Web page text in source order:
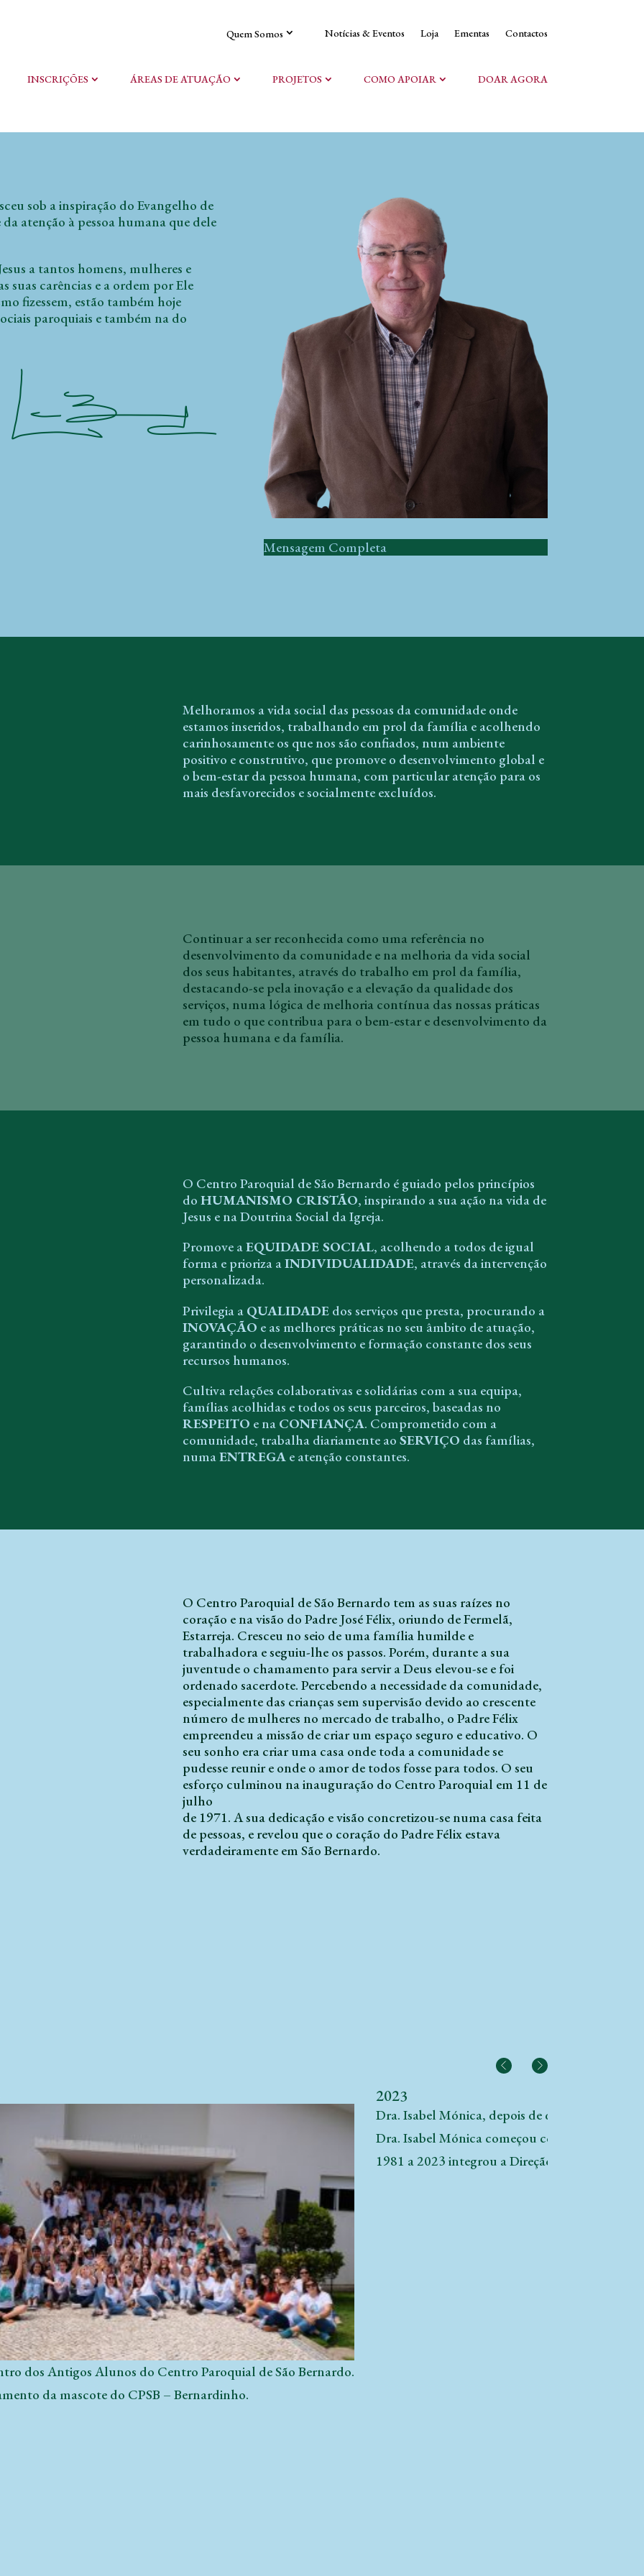
Quem Somos Notícias & Eventos Loja Ementas Contactos
INSCRIÇÕES ÁREAS DE ATUAÇÃO PROJETOS COMO APOIAR DOAR AGORA
sob a inspiração do Evangelho de
atenção à pessoa humana que dele
a tantos homens, mulheres e
suas carências e a ordem por Ele
fizessem, estão também hoje
paroquiais e também na do
Mensagem Completa
Melhoramos a vida social das pessoas da comunidade onde
estamos inseridos, trabalhando em prol da família e acolhendo
carinhosamente os que nos são confiados, num ambiente
positivo e construtivo, que promove o desenvolvimento global e
o bem-estar da pessoa humana, com particular atenção para os
mais desfavorecidos e socialmente excluídos.
Continuar a ser reconhecida como uma referência no
desenvolvimento da comunidade e na melhoria da vida social
dos seus habitantes, através do trabalho em prol da família,
destacando-se pela inovação e a elevação da qualidade dos
serviços, numa lógica de melhoria contínua das nossas práticas
em tudo o que contribua para o bem-estar e desenvolvimento da
pessoa humana e da família.
O Centro Paroquial de São Bernardo é guiado pelos princípios
do HUMANISMO CRISTÃO, inspirando a sua ação na vida de
Jesus e na Doutrina Social da Igreja.
Promove aEQUIDADE SOCIAL, acolhendo a todos de igual
forma e prioriza aINDIVIDUALIDADE, através da intervenção
personalizada.
Privilegia a QUALIDADEdos serviços que presta, procurando a
INOVAÇÃO e as melhores práticas no seu âmbito de atuação,
garantindo o desenvolvimento e formação constante dos seus
recursos humanos.
Cultiva relações colaborativas e solidárias com a sua equipa,
famílias acolhidas e todos os seus parceiros, baseadas no
RESPEITO e na CONFIANÇA. Comprometido com a
comunidade, trabalha diariamente ao SERVIÇO das famílias,
numaENTREGAe atenção constantes.
O Centro Paroquial de São Bernardo tem as suas raízes no
coração e na visão do Padre José Félix, oriundo de Fermelã,
Estarreja. Cresceu no seio de uma família humilde e
trabalhadora e seguiu-lhe os passos. Porém, durante a sua
juventude o chamamento para servir a Deus elevou-se e foi
ordenado sacerdote. Percebendo a necessidade da comunidade,
especialmente das crianças sem supervisão devido ao crescente
número de mulheres no mercado de trabalho, o Padre Félix
empreendeu a missão de criar um espaço seguro e educativo. O
seu sonho era criar uma casa onde toda a comunidade se
pudesse reunir e onde o amor de todos fosse para todos. O seu
esforço culminou na inauguração do Centro Paroquial em 11 de
julho
de 1971. A sua dedicação e visão concretizou-se numa casa feita
de pessoas, e revelou que o coração do Padre Félix estava
verdadeiramente em São Bernardo.
dos Antigos Alunos do Centro Paroquial de São Bernardo.
da mascote do CPSB – Bernardinho.
2023
Dra. Isabel Mónica, depois de quarenta e seis
Dra. Isabel Mónica começou como
1981 a 2023 integrou a Direção. Dr. Bruno